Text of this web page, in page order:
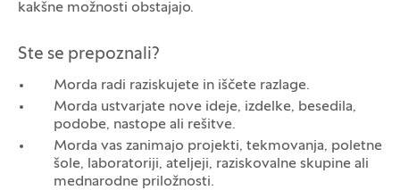
kakšne možnosti obstajajo.
Ste se prepoznali?
Morda radi raziskujete in iščete razlage.
Morda ustvarjate nove ideje, izdelke, besedila,
podobe, nastope ali rešitve.
Morda vas zanimajo projekti, tekmovanja, poletne
šole, laboratoriji, ateljeji, raziskovalne skupine ali
mednarodne priložnosti.